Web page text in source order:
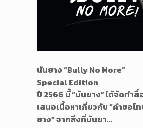
นันยาง “Bully No More”
Special Edition
ปี 2566 นี้ “นันยาง” ได้จัดทำสื่
เสนอเนื้อหาเกี่ยวกับ “คำขอโ
ยาง” จากสิ่งที่นันยา...